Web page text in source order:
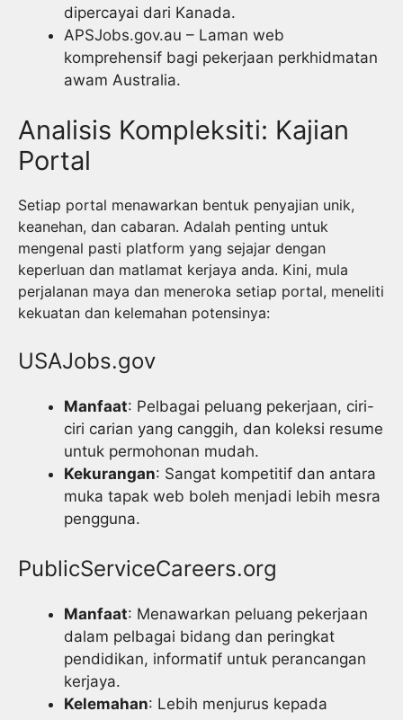
dipercayai dari Kanada.
APSJobs.gov.au – Laman web
komprehensif bagi pekerjaan perkhidmatan
awam Australia.
Analisis Kompleksiti: Kajian
Portal
Setiap portal menawarkan bentuk penyajian unik,
keanehan, dan cabaran. Adalah penting untuk
mengenal pasti platform yang sejajar dengan
keperluan dan matlamat kerjaya anda. Kini, mula
perjalanan maya dan meneroka setiap portal, meneliti
kekuatan dan kelemahan potensinya:
USAJobs.gov
Manfaat: Pelbagai peluang pekerjaan, ciri-
ciri carian yang canggih, dan koleksi resume
untuk permohonan mudah.
Kekurangan: Sangat kompetitif dan antara
muka tapak web boleh menjadi lebih mesra
pengguna.
PublicServiceCareers.org
Manfaat: Menawarkan peluang pekerjaan
dalam pelbagai bidang dan peringkat
pendidikan, informatif untuk perancangan
kerjaya.
Kelemahan: Lebih menjurus kepada